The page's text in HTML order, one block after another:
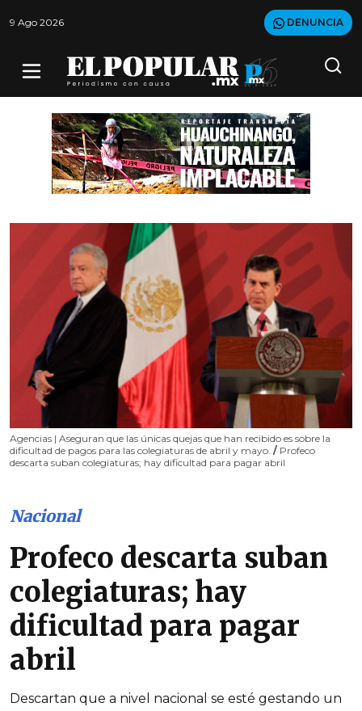
9 Ago 2026 DENUNCIA
Agencias | Aseguran que las únicas quejas que han recibido es sobre la
dificultad de pagos para las colegiaturas de abril y mayo. / Profeco
descarta suban colegiaturas; hay dificultad para pagar abril
Nacional
Profeco descarta suban
colegiaturas; hay
dificultad para pagar
abril
Descartan que a nivel nacional se esté gestando un